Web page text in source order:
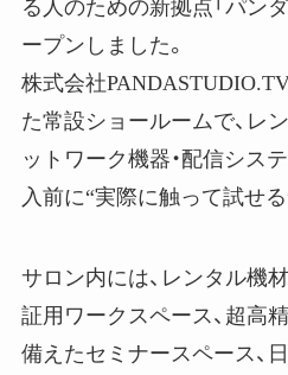
る人のための新拠点「パン
ープンしました。
株式会社
た常設ショールームで、レン
ットワーク機器・配信シス
入前に“実際に触って試せ
サロン内には、レンタル機
証用ワークスペース、超高
備えたセミナースペース、